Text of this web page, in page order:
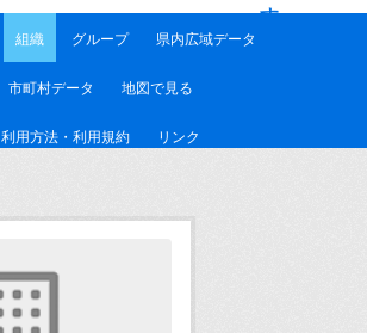
す
組織 グループ 県内広域データ
市町村データ 地図で見る
利用方法・利用規約 リンク